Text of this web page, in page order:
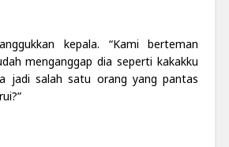
kepala. “Kami berteman
menganggap dia seperti kakakku
jadi salah satu orang yang pantas